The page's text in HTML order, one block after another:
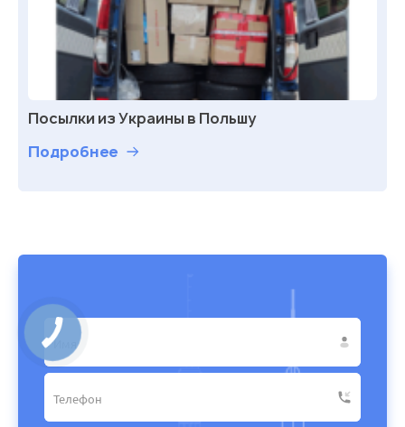
Посылки из Украины в Польшу
Подробнее